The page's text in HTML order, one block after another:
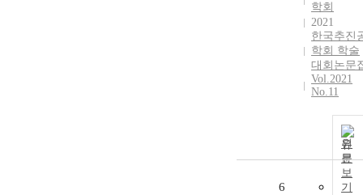
학회
2021
한국추진
학회 학술
대회논문
Vol.2021
No.11
원
문
보
기
6